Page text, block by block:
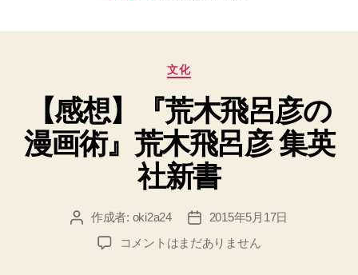
カ
ゴ
リ
ー
文化
【感想】『荒木飛呂彦の
漫画術』荒木飛呂彦 集英
社新書
投 作成者: oki2a24
投
稿
日
2015年5月17日
【感
コメントはまだありません